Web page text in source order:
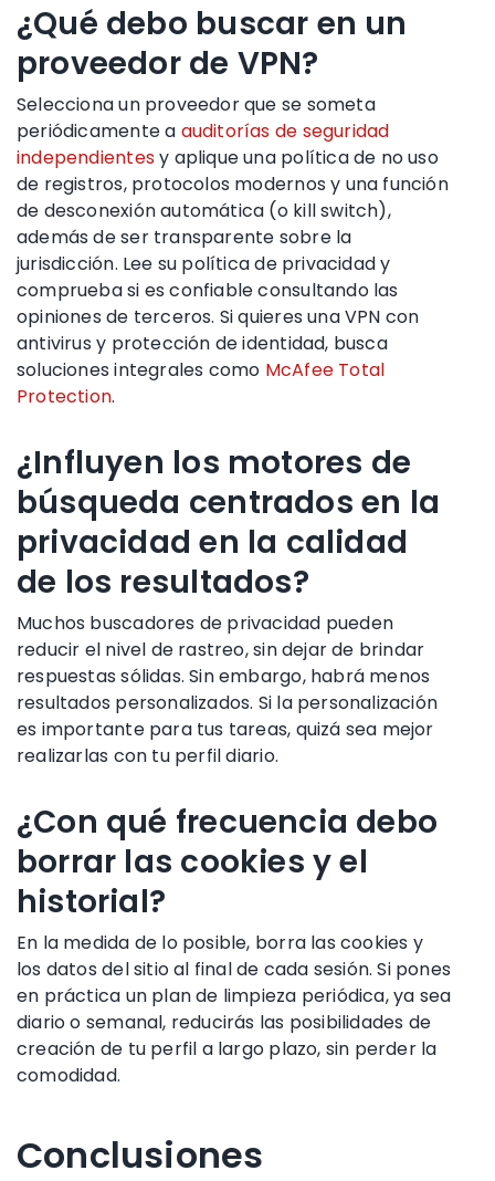
¿Qué debo buscar en un
proveedor de VPN?
Selecciona un proveedor que se someta
periódicamente a auditorías de seguridad
independientesy aplique una política de no uso
de registros, protocolos modernos y una función
de desconexión automática (o kill switch),
además de ser transparente sobre la
jurisdicción. Lee su política de privacidad y
comprueba si es confiable consultando las
opiniones de terceros. Si quieres una VPN con
antivirus y protección de identidad, busca
soluciones integrales como McAfee Total
Protection.
¿Influyen los motores de
búsqueda centrados en la
privacidad en la calidad
de los resultados?
Muchos buscadores de privacidad pueden
reducir el nivel de rastreo, sin dejar de brindar
respuestas sólidas. Sin embargo, habrá menos
resultados personalizados. Si la personalización
es importante para tus tareas, quizá sea mejor
realizarlas con tu perfil diario.
¿Con qué frecuencia debo
borrar las cookies y el
historial?
En la medida de lo posible, borra las cookies y
los datos del sitio al final de cada sesión. Si pones
en práctica un plan de limpieza periódica, ya sea
diario o semanal, reducirás las posibilidades de
creación de tu perfil a largo plazo, sin perder la
comodidad.
Conclusiones